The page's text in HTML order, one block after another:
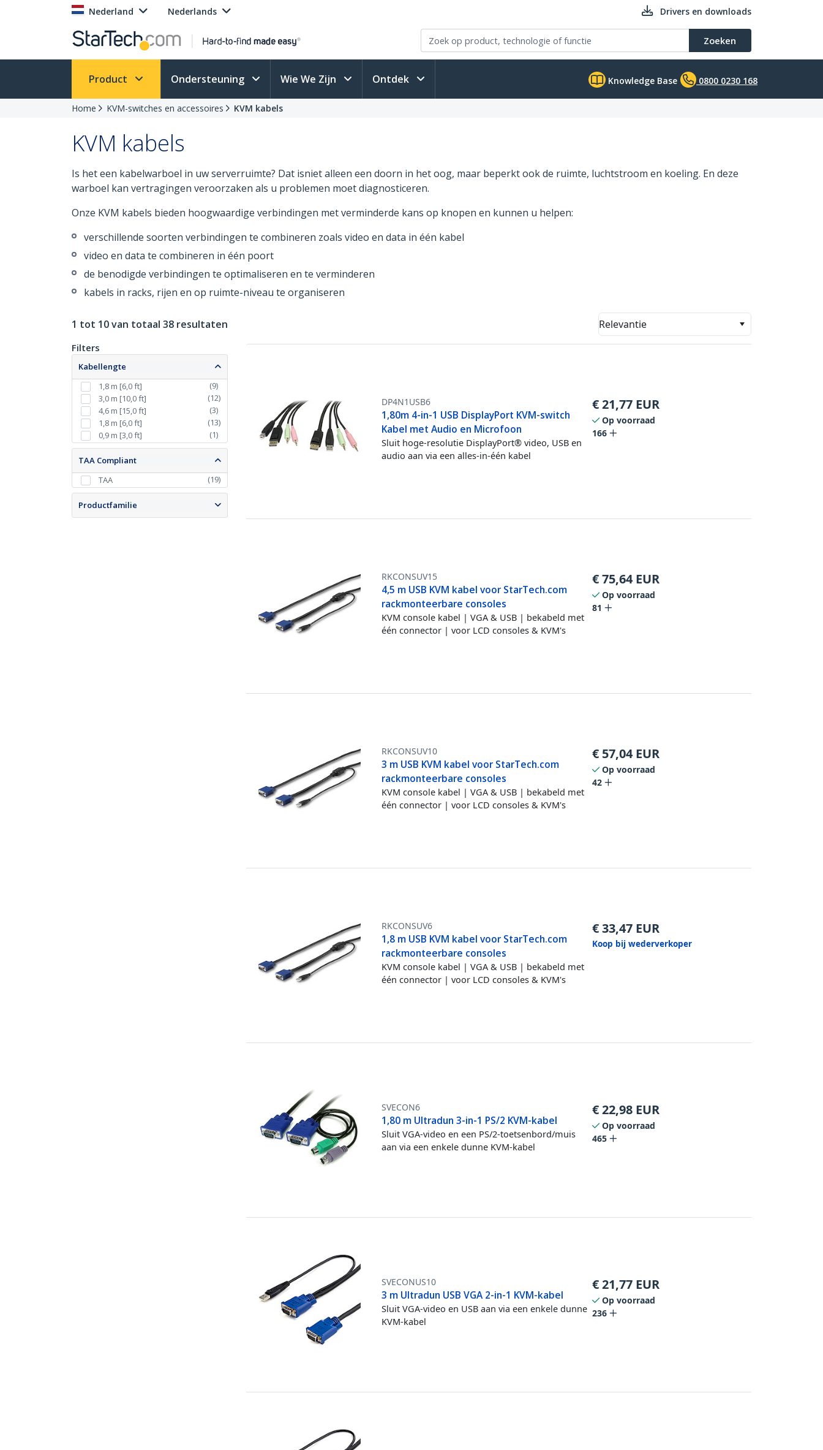
Nederland Nederlands Drivers en downloads
Zoeken
Product Ondersteuning Wie We Zijn Ontdek Knowledge Base 0800 0230 168
Home KVM-switches en accessoires KVM kabels
KVM kabels
Is het een kabelwarboel in uw serverruimte? Dat isniet alleen een doorn in het oog, maar beperkt ook de ruimte, luchtstroom en koeling. En deze
warboel kan vertragingen veroorzaken als u problemen moet diagnosticeren.
Onze KVM kabels bieden hoogwaardige verbindingen met verminderde kans op knopen en kunnen u helpen:
verschillende soorten verbindingen te combineren zoals video en data in één kabel
video en data te combineren in één poort
de benodigde verbindingen te optimaliseren en te verminderen
kabels in racks, rijen en op ruimte-niveau te organiseren
1 tot 10 van totaal 38 resultaten Relevantie
Filters
Kabellengte
1,8 m [6,0 ft]
(9)
3,0 m [10,0 ft]
(12)
4,6 m [15,0 ft]
(3)
1,8 m [6,0 ft]
(13)
0,9 m [3,0 ft]
(1)
TAA Compliant
TAA
(19)
Productfamilie
DP4N1USB6
1,80m 4-in-1 USB DisplayPort KVM-switch
Kabel met Audio en Microfoon
Sluit hoge-resolutie DisplayPort® video, USB en
audio aan via een alles-in-één kabel
€21,77 EUR
Op voorraad
166
RKCONSUV15
4,5 m USB KVM kabel voor StarTech.com
rackmonteerbare consoles
KVM console kabel | VGA & USB | bekabeld met
één connector | voor LCD consoles & KVM's
€75,64 EUR
Op voorraad
81
RKCONSUV10
3 m USB KVM kabel voor StarTech.com
rackmonteerbare consoles
KVM console kabel | VGA & USB | bekabeld met
één connector | voor LCD consoles & KVM's
€ 57,04 EUR
Op voorraad
42
RKCONSUV6
1,8 m USB KVM kabel voor StarTech.com
rackmonteerbare consoles
KVM console kabel | VGA & USB | bekabeld met
één connector | voor LCD consoles & KVM's
€33,47 EUR
Koop bij wederverkoper
SVECON6
1,80 m Ultradun 3-in-1 PS/2 KVM-kabel
Sluit VGA-video en een PS/2-toetsenbord/muis
aan via een enkele dunne KVM-kabel
€22,98 EUR
Op voorraad
465
SVECONUS10
3 m Ultradun USB VGA 2-in-1 KVM-kabel
Sluit VGA-video en USB aan via een enkele dunne
KVM-kabel
€21,77 EUR
Op voorraad
236